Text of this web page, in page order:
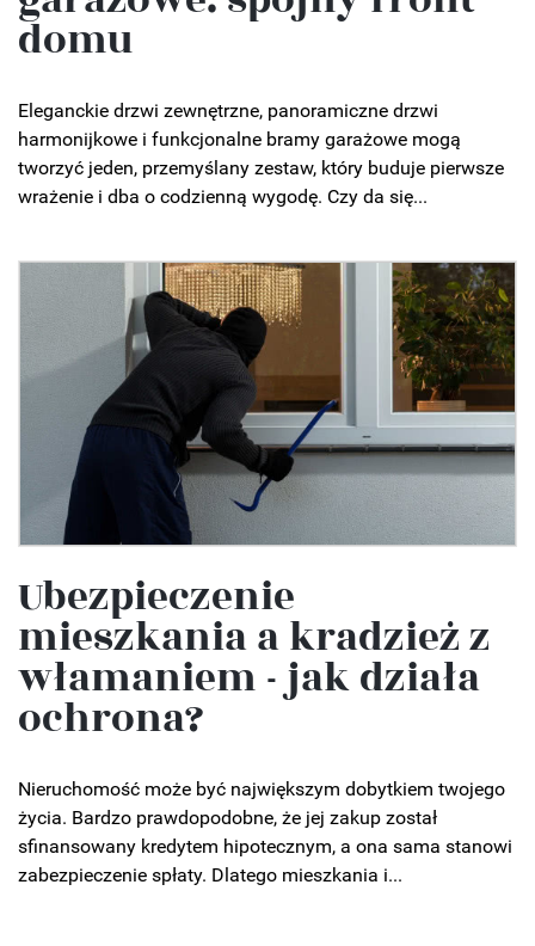
domu
Eleganckie drzwi zewnętrzne, panoramiczne drzwi
harmonijkowe i funkcjonalne bramy garażowe mogą
tworzyć jeden, przemyślany zestaw, który buduje pierwsze
wrażenie i dba o codzienną wygodę. Czy da się...
Ubezpieczenie
mieszkania a kradzież z
włamaniem - jak działa
ochrona?
Nieruchomość może być największym dobytkiem twojego
życia. Bardzo prawdopodobne, że jej zakup został
sfinansowany kredytem hipotecznym, a ona sama stanowi
zabezpieczenie spłaty. Dlatego mieszkania i...